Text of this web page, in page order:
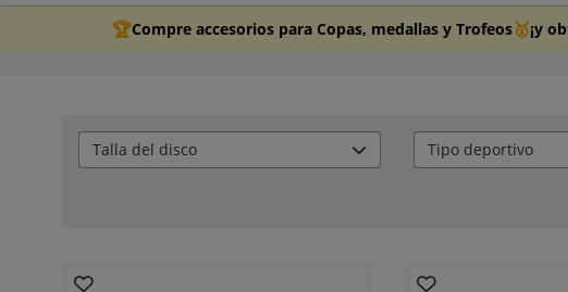
🏆Compre accesorios para Copas, medallas y Trofeos🥇¡y
Talla del disco Tipo deportivo